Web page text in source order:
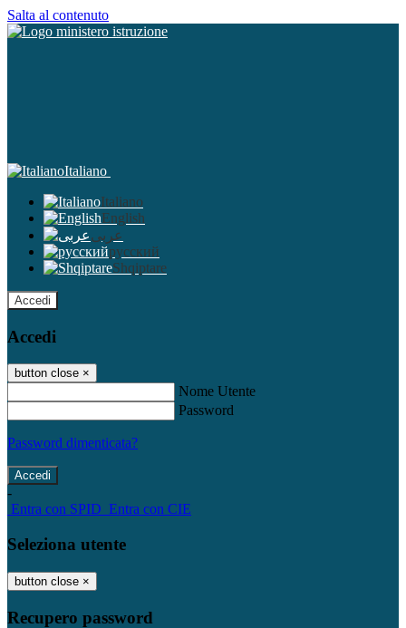
Salta al contenuto
Italiano
Italiano
English
عربى
русский
Shqiptare
Accedi
Accedi
button close ×
Nome Utente
Password
Password dimenticata?
-
Entra con SPID Entra con CIE
Seleziona utente
button close ×
Recupero password